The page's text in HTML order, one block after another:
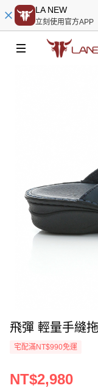
LA NEW
立刻使用官方APP
飛彈 輕量手縫
宅配滿NT$990免運
NT$2,980